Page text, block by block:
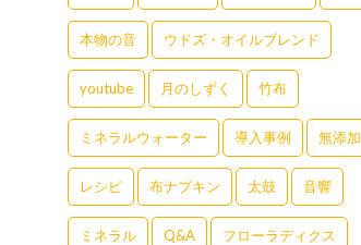
本物の音 ウドズ・オイルブレンド
youtube 月のしずく 竹布
ミネラルウォーター 導入事例 無添加
レシピ 布ナプキン 太鼓 音響
ミネラル Q&A フローラディクス